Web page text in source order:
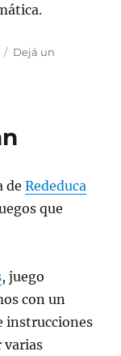
Dejá un
deRededuca
que
, juego
con un
instrucciones
varias